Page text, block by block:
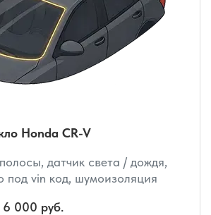
Honda CR-V
датчик света / дождя,
под vin код, шумоизоляция
6 000 руб.